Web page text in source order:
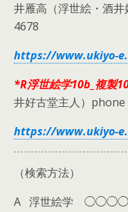
井雁高（浮世絵・酒
4678
https://www.ukiyo-
*R浮世絵学10b_複製
井好古堂主人）
https://www.ukiyo-
（検索方法）
A 浮世絵学